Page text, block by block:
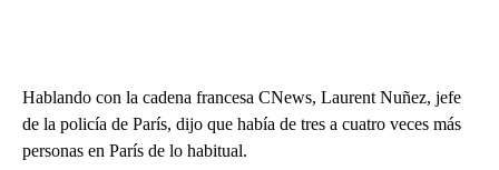
Hablando con la cadena francesa CNews, Laurent Nuñez, jefe
de la policía de París, dijo que había de tres a cuatro veces más
personas en París de lo habitual.